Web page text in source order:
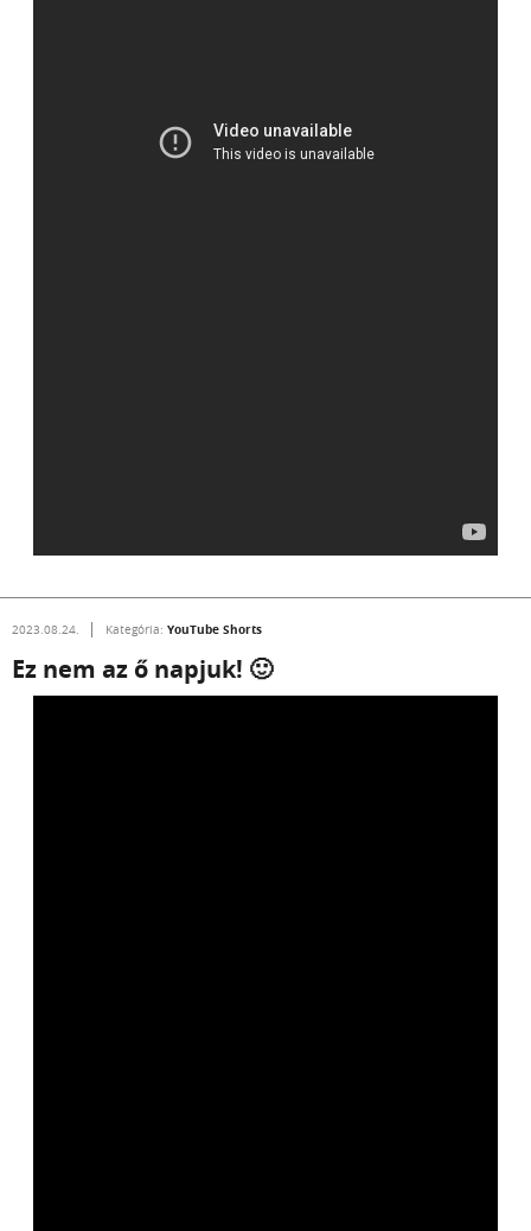
2023.08.24. Kategória: YouTube Shorts
Ez nem az ő napjuk! 🙂